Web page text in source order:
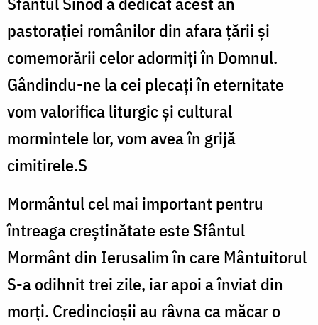
pastorației românilor din afara țării și
comemorării celor adormiți în Domnul.
Gândindu-ne la cei plecați în eternitate
vom valorifica liturgic și cultural
mormintele lor, vom avea în grijă
cimitirele.S
Mormântul cel mai important pentru
întreaga creștinătate este Sfântul
Mormânt din Ierusalim în care Mântuitorul
S-a odihnit trei zile, iar apoi a înviat din
morți. Credincioșii au râvna ca măcar o